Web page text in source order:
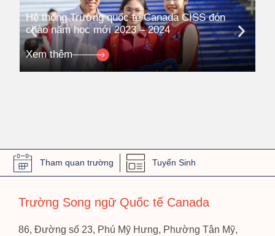
Hệ thống Trường quốc tế Canada CISS đón
chào năm học mới 2023 – 2024
Xem thêm
Tham quan trường Tuyển Sinh
Trường Song ngữ Quốc tế Canada
86, Đường số 23, Phú Mỹ Hưng, Phường Tân Mỹ,